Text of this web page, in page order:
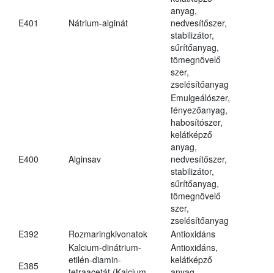
E401 Nátrium-alginát
anyag,
nedvesítőszer,
stabilizátor,
sűrítőanyag,
tömegnövelő
szer,
zselésítőanyag
E400 Alginsav
Emulgeálószer,
fényezőanyag,
habosítószer,
kelátképző
anyag,
nedvesítőszer,
stabilizátor,
sűrítőanyag,
tömegnövelő
szer,
zselésítőanyag
E392
Rozmaringkivonatok Antioxidáns
E385
Kalcium-dinátrium-
etilén-diamin-
Antioxidáns,
kelátképző